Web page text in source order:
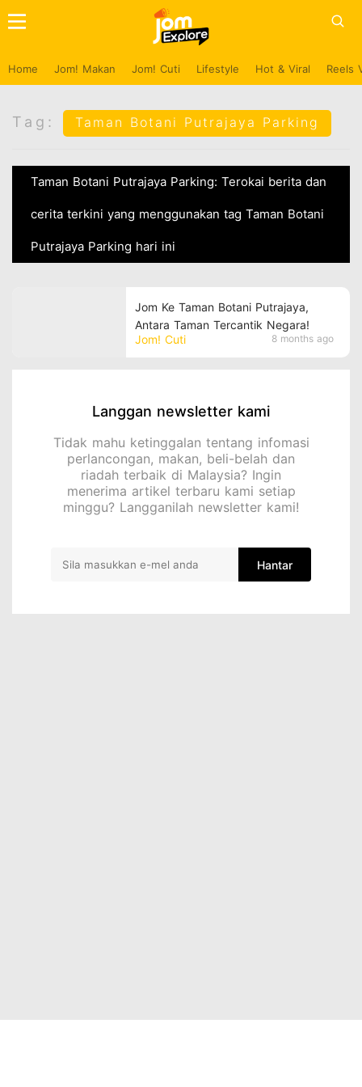
Home Jom! Makan Jom! Cuti Lifestyle Hot & Viral Reels
Tag: Taman Botani Putrajaya Parking
Taman Botani Putrajaya Parking: Terokai berita dan
cerita terkini yang menggunakan tag Taman Botani
Putrajaya Parking hari ini
Jom! Cuti 8 months ago
Jom Ke Taman Botani Putrajaya,
Antara Taman Tercantik Negara!
Langgan newsletter kami
Tidak mahu ketinggalan tentang infomasi
perlancongan, makan, beli-belah dan
riadah terbaik di Malaysia? Ingin
menerima artikel terbaru kami setiap
minggu? Langganilah newsletter kami!
Hantar